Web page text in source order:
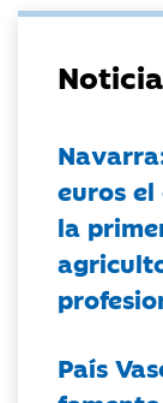
euros
la
País